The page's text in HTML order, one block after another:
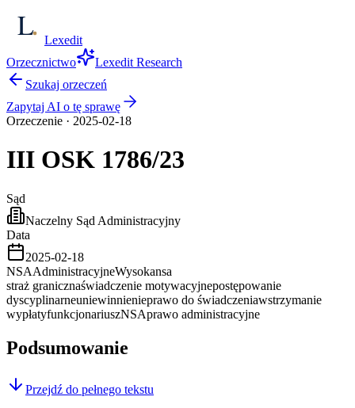
Lexedit
Orzecznictwo
Lexedit Research
Szukaj orzeczeń
Zapytaj AI o tę sprawę
Orzeczenie · 2025-02-18
III OSK 1786/23
Sąd
Naczelny Sąd Administracyjny
Data
2025-02-18
NSAAdministracyjneWysokansa
straż granicznaświadczenie motywacyjnepostępowanie
dyscyplinarneuniewinnienieprawo do świadczeniawstrzymanie
wypłatyfunkcjonariuszNSAprawo administracyjne
Podsumowanie
Przejdź do pełnego tekstu